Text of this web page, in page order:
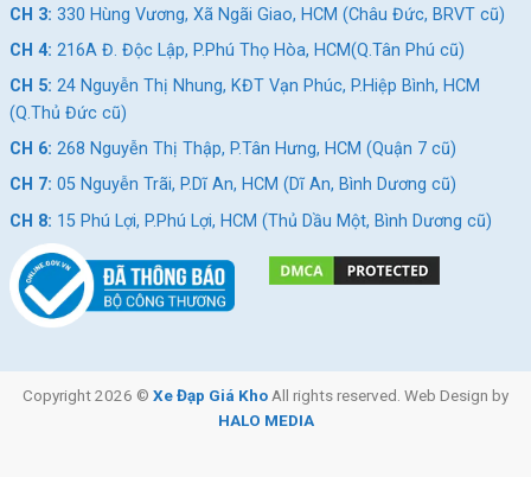
Giò Đĩa Xe Đạp Địa Hình Life Alberta 27.5 Inch
CH 3: 330 Hùng Vương, Xã Ngãi Giao, HCM (Châu Đức, BRVT cũ)
CH 4: 216A Đ. Độc Lập, P.Phú Thọ Hòa, HCM(Q.Tân Phú cũ)
CH 5: 24 Nguyễn Thị Nhung, KĐT Vạn Phúc, P.Hiệp Bình, HCM
(Q.Thủ Đức cũ)
CH 6: 268 Nguyễn Thị Thập, P.Tân Hưng, HCM (Quận 7 cũ)
CH 7: 05 Nguyễn Trãi, P.Dĩ An, HCM (Dĩ An, Bình Dương cũ)
CH 8: 15 Phú Lợi, P.Phú Lợi, HCM (Thủ Dầu Một, Bình Dương cũ)
Copyright 2026 © Xe Đạp Giá Kho All rights reserved. Web Design by
HALO MEDIA